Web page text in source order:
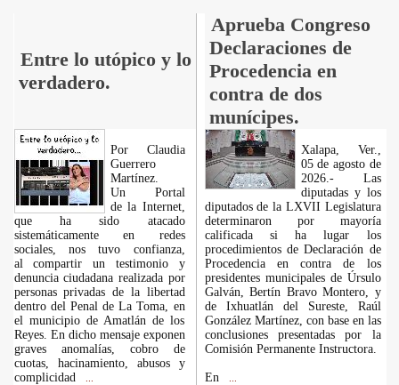
Entre lo utópico y lo
verdadero.
Aprueba Congreso
Declaraciones de
Procedencia en
contra de dos
munícipes.
Por Claudia
Guerrero
Martínez.
​Un Portal
de la Internet,
que ha sido atacado
sistemáticamente en redes
sociales, nos tuvo confianza,
al compartir un testimonio y
denuncia ciudadana realizada por
personas privadas de la libertad
dentro del Penal de La Toma, en
el municipio de Amatlán de los
Reyes. En dicho mensaje exponen
graves anomalías, cobro de
cuotas, hacinamiento, abusos y
complicidad
Xalapa, Ver.,
05 de agosto de
2026.- Las
diputadas y los
diputados de la LXVII Legislatura
determinaron por mayoría
calificada si ha lugar los
procedimientos de Declaración de
Procedencia en contra de los
presidentes municipales de Úrsulo
Galván, Bertín Bravo Montero, y
de Ixhuatlán del Sureste, Raúl
González Martínez, con base en las
conclusiones presentadas por la
Comisión Permanente Instructora.
En